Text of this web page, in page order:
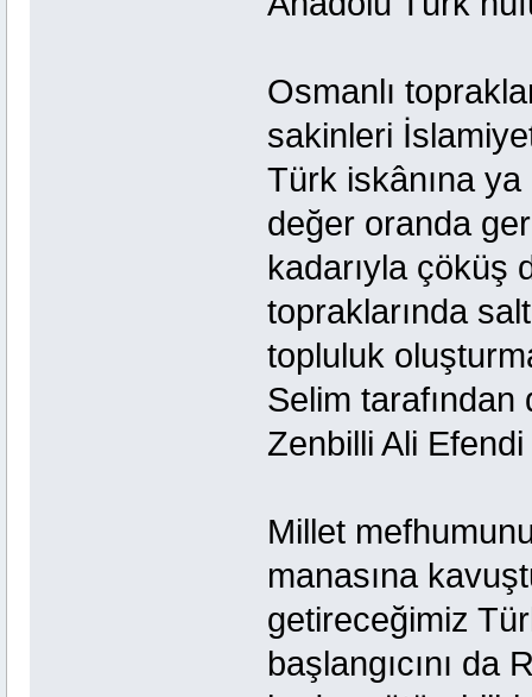
Osmanlı
sakinleri
Türk iskânına
değer oranda
kadarıyla çöküş
topraklarında
topluluk
Selim
Zenbilli Ali
Millet
manasına
getireceğimiz
başlangıcını da